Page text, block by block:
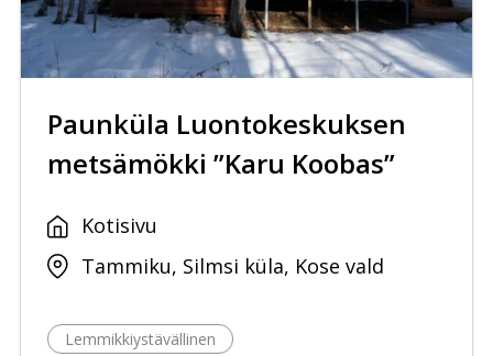
Paunküla Luontokeskuksen
metsämökki ”Karu Koobas”
Kotisivu
Tammiku, Silmsi küla, Kose vald
Lemmikkiystävällinen